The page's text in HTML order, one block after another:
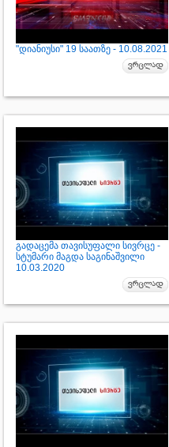
"დიანიუსი" 19 საათზე - 10.08.2021
გადაცემა თავისუფალი სივრცე -
სტუმარი მაგდა საგინაშვილი
10.03.2020